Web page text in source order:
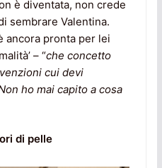
è diventata, non crede
sembrare Valentina.
ancora pronta per lei
– “che concetto
cui devi
ho mai capito a cosa
di pelle